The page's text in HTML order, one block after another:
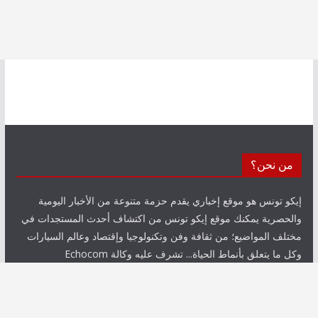
من نحن؟
إيكو تونس هو موقع إخباري يقدم حزمة متنوعة من الأخبار اليومية
والحصرية يمكنك موقع إيكو تونس من اكتشاف أحدث المستجدات في
مختلف المواضيع؛ من ثقافة وفن وتكنولوجيا وإقتصاد وعالم السيارات
وكل ما يتعلق بأنماط الحياة... تشرف عليه وكالة Echocom